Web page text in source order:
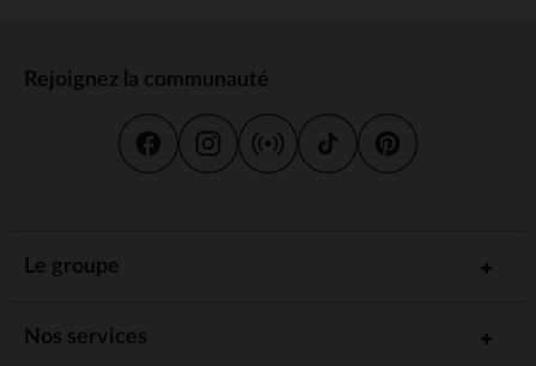
Rejoignez la communauté
Le groupe
Nos services